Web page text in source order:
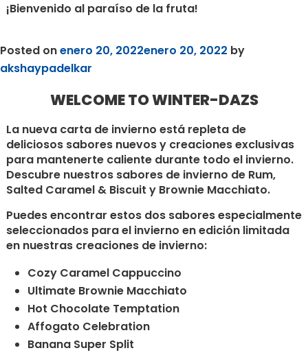
¡Bienvenido al paraíso de la fruta!
Posted onenero 20, 2022enero 20, 2022 by
akshaypadelkar
WELCOME TO WINTER-DAZS
La nueva carta de invierno está repleta de
deliciosos sabores nuevos y creaciones exclusivas
para mantenerte caliente durante todo el invierno.
Descubre nuestros sabores de invierno de Rum,
Salted Caramel & Biscuit y Brownie Macchiato.
Puedes encontrar estos dos sabores especialmente
seleccionados para el invierno en edición limitada
en nuestras creaciones de invierno:
Cozy Caramel Cappuccino
Ultimate Brownie Macchiato
Hot Chocolate Temptation
Affogato Celebration
Banana Super Split